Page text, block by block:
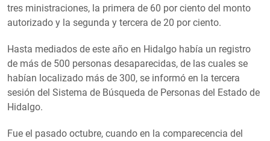
tres ministraciones, la primera de 60 por ciento del monto
autorizado y la segunda y tercera de 20 por ciento.
Hasta mediados de este año en Hidalgo había un registro
de más de 500 personas desaparecidas, de las cuales se
habían localizado más de 300, se informó en la tercera
sesión del Sistema de Búsqueda de Personas del Estado de
Hidalgo.
Fue el pasado octubre, cuando en la comparecencia del